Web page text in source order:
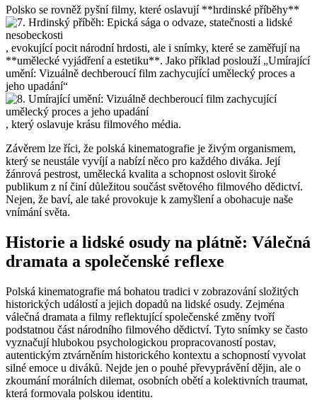
Polsko se rovněž pyšní filmy, které oslavují **hrdinské příběhy**
, evokující pocit národní hrdosti, ale i snímky, které se zaměřují na
**umělecké vyjádření a estetiku**. Jako příklad poslouží „Umírající
umění: Vizuálně dechberoucí film zachycující umělecký proces a
jeho upadání“
, který oslavuje krásu filmového média.
Závěrem lze říci, že polská kinematografie je živým organismem,
který se neustále vyvíjí a nabízí něco pro každého diváka. Její
žánrová pestrost, umělecká kvalita a schopnost oslovit široké
publikum z ní činí důležitou součást světového filmového dědictví.
Nejen, že baví, ale také provokuje k zamyšlení a obohacuje naše
vnímání světa.
Historie a lidské osudy na plátně: Válečná
dramata a společenské reflexe
Polská kinematografie má bohatou tradici v zobrazování složitých
historických událostí a jejich dopadů na lidské osudy. Zejména
válečná dramata a filmy reflektující společenské změny tvoří
podstatnou část národního filmového dědictví. Tyto snímky se často
vyznačují hlubokou psychologickou propracovaností postav,
autentickým ztvárněním historického kontextu a schopností vyvolat
silné emoce u diváků. Nejde jen o pouhé převyprávění dějin, ale o
zkoumání morálních dilemat, osobních obětí a kolektivních traumat,
která formovala polskou identitu.